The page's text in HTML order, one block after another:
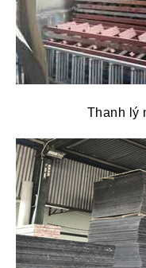
Thanh lý